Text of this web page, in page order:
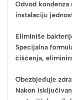
Odvod
instalaciju
Eliminiše
Specijalna
čišćenja,
Obezbjeđuje
Nakon